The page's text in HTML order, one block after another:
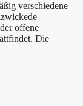
verschiedene
offene
Die